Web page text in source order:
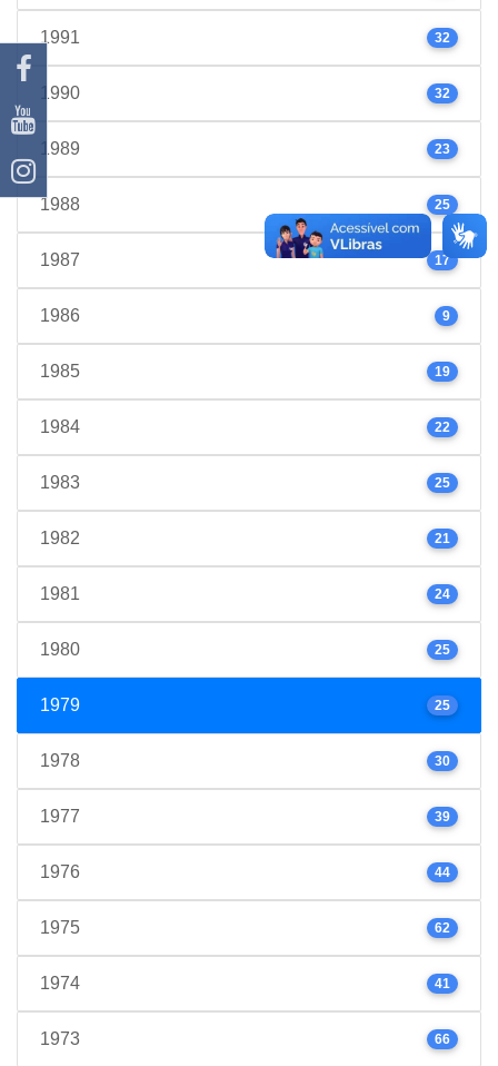
1991 32
1990 32
1989 23
1988 25
1987 17
1986 9
1985 19
1984 22
1983 25
1982 21
1981 24
1980 25
1979 25
1978 30
1977 39
1976 44
1975 62
1974 41
1973 66